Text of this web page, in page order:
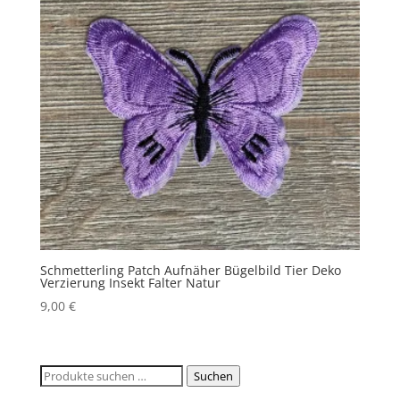
Schmetterling Patch Aufnäher Bügelbild Tier Deko
Verzierung Insekt Falter Natur
9,00 €
Suchen
Suchen